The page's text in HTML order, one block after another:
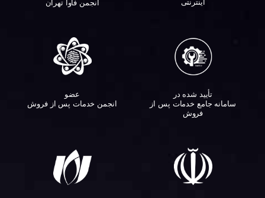
اینترنتی
انجمن فاوا تهران
تأیید شده در
سامانه جامع خدمات پس از
فروش
عضو
انجمن خدمات پس از فروش